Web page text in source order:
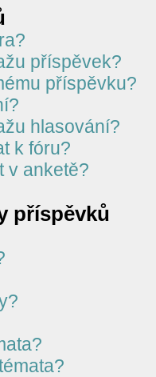
příspěvek?
příspěvku?
hlasování?
k fóru?
v anketě?
příspěvků